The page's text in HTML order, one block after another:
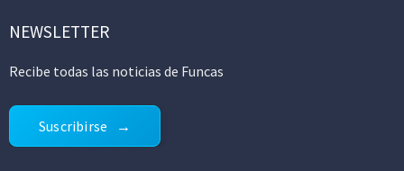
NEWSLETTER
Recibe todas las noticias de Funcas
Suscribirse